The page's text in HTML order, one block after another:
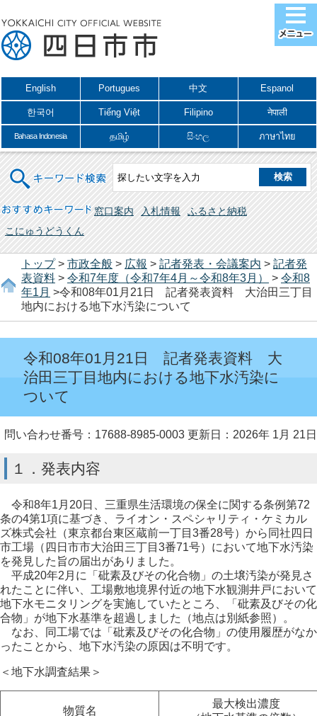
English Portugues 中文 Espanol
한국어 Tiếng Việt Filipino नेपाली
Bahasa Indonesia தமிழ் සිංහල ภาษาไทย
キーワード検索
おすすめキーワード 窓口案内 入札情報
ふるさと納税
こにゅうどうくん
トップ> 市政全般 > 広報 > 記者発表・会議案内 > 記者発
表資料 > 令和7年度（令和7年4月～令和8年3月） > 令和8
年1月 >令和08年01月21日 記者発表資料 大治田三丁目
地内における地下水汚染について
令和08年01月21日 記者発表資料 大
治田三丁目地内における地下水汚染に
ついて
問い合わせ番号：17688-8985-0003 更新日：2026年 1月 21日
１．発表内容
令和8年1月20日、三重県生活環境の保全に関する条例第72
条の4第1項に基づき、ライオン・スペシャリティ・ケミカル
ズ株式会社（東京都台東区蔵前一丁目3番28号）から同社四日
市工場（四日市市大治田三丁目3番71号）において地下水汚染
を発見した旨の届出がありました。
平成20年2月に「砒素及びその化合物」の土壌汚染が発見さ
れたことに伴い、工場敷地境界付近の地下水観測井戸において
地下水モニタリングを実施していたところ、「砒素及びその化
合物」が地下水基準を超過しました（地点は別紙参照）。
なお、同工場では「砒素及びその化合物」の使用履歴がなか
ったことから、地下水汚染の原因は不明です。
＜地下水調査結果＞
物質名
最大検出濃度